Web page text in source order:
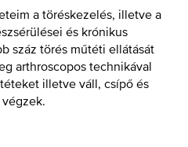
a töréskezelés, illetve a
és krónikus
száz törés műtéti ellátását
arthroscopos technikával
illetve váll, csípő és